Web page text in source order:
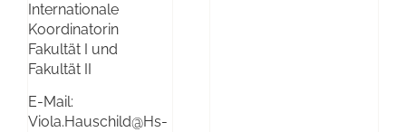
Internationale
Koordinatorin
Fakultät I und
Fakultät II
E-Mail:
Viola.Hauschild@Hs-